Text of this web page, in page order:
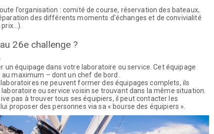
l’organisation : comité de course, réservation des bateaux,
des différents moments d’échanges et de convivialité
26e challenge ?
un équipage dans votre laboratoire ou service. Cet équipage
maximum – dont un chef de bord.
ne peuvent former des équipages complets, ils
laboratoire ou service voisin se trouvant dans la même situation.
pas à trouver tous ses équipiers, il peut contacter les
proposer des personnes via sa « bourse des équipiers ».